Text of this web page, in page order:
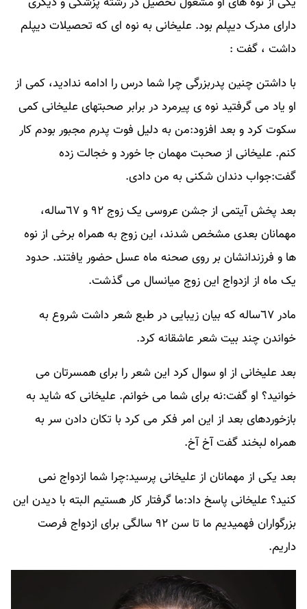
دارای مدرک دیپلم بود. علیخانی به نوه ای که تحصیلات دیپلم
داشت ، گفت :
با داشتن چنین پدربزرگی چرا شما درس را ادامه ندادید، کمی از
او یاد می گرفتید نوه ی پیرمرد در برابر صحبتهای علیخانی کمی
سکوت کرد و بعد افزود:من به دلیل فوت پدرم مجبور بودم کار
کنم. علیخانی از صحبت مهمان جا خورد و خجالت زده
گفت:جواب دندان شکنی به من دادی.
بعد پخش آیتمی از جشن عروسی یک زوج ٩٢ و ٦٧ساله،
مهمانان بعدی مشخص شدند، این زوج به همراه برخی از نوه
ها و فرزندانشان بر روی صحنه ماه عسل حضور یافتند. حدود
یک ماه از ازدواج این زوج میانسال می گذشت.
مادر ٦٧ساله که بیان زیبایی در طبع شعر داشت شروع به
خواندن چند بیت شعر عاشقانه کرد.
بعد علیخانی از او سوال کرد این شعر را برای همسرتان می
خوانید؟ او گفت:نه برای شما می خوانم. علیخانی که شاید به
بازخوردهای بعد از این امر فکر می کرد با تکان دادن سر به
همراه لبخند گفت آخ آخ.
بعد یکی از مهمانان از علیخانی پرسید:چرا شما ازدواج نمی
کنید؟ علیخانی پاسخ داد:ما گرفتار کار هستیم البته با دیدن این
بزرگواران فهمیدیم ما تا سن ٩٢ سالگی برای ازدواج فرصت
داریم.